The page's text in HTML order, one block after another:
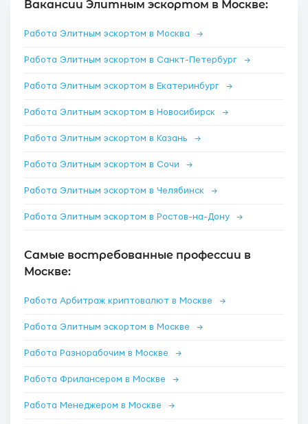
Вакансии Элитным эскортом в Москве:
Работа Элитным эскортом в Москва →
Работа Элитным эскортом в Санкт-Петербург →
Работа Элитным эскортом в Екатеринбург →
Работа Элитным эскортом в Новосибирск →
Работа Элитным эскортом в Казань →
Работа Элитным эскортом в Сочи →
Работа Элитным эскортом в Челябинск →
Работа Элитным эскортом в Ростов-на-Дону →
Самые востребованные профессии в
Москве:
Работа Арбитраж криптовалют в Москве →
Работа Элитным эскортом в Москве →
Работа Разнорабочим в Москве →
Работа Фрилансером в Москве →
Работа Менеджером в Москве →